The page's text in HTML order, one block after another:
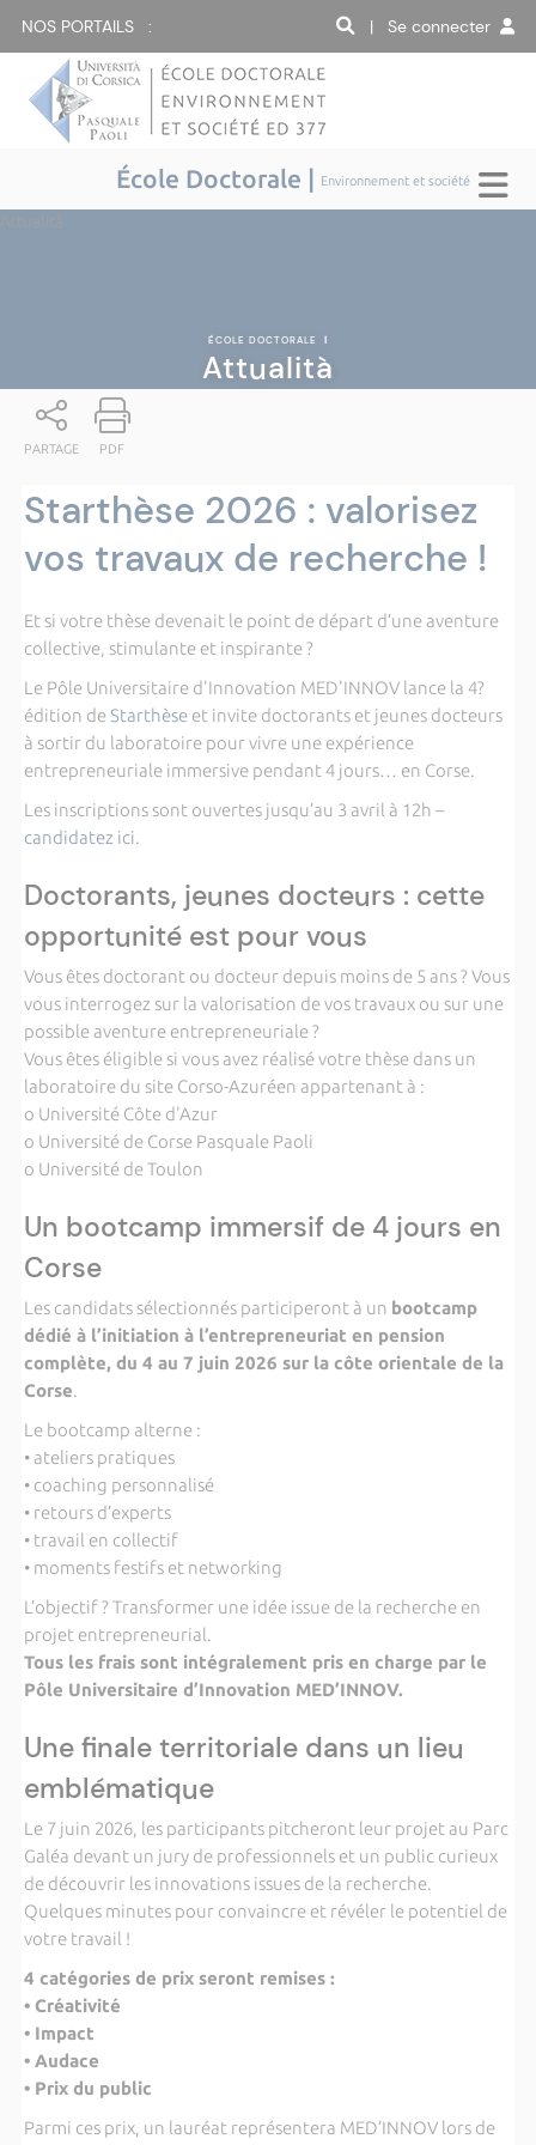
NOS PORTAILS : | Se connecter
École Doctorale | Environnement et société
ÉCOLE DOCTORALE |
Attualità
PARTAGE PDF
Starthèse 2026 : valorisez
vos travaux de recherche !
Et si votre thèse devenait le point de départ d’une aventure
collective, stimulante et inspirante ?
Le Pôle Universitaire d'Innovation MED'INNOV lance la 4?
édition de Starthèseet invite doctorants et jeunes docteurs
à sortir du laboratoire pour vivre une expérience
entrepreneuriale immersive pendant 4 jours… en Corse.
Les inscriptions sont ouvertes jusqu’au 3 avril à 12h –
candidatez ici.
Doctorants, jeunes docteurs : cette
opportunité est pour vous
Vous êtes doctorant ou docteur depuis moins de 5 ans ? Vous
vous interrogez sur la valorisation de vos travaux ou sur une
possible aventure entrepreneuriale ?
Vous êtes éligible si vous avez réalisé votre thèse dans un
laboratoire du site Corso-Azuréen appartenant à :
o Université Côte d'Azur
o Université de Corse Pasquale Paoli
o Université de Toulon
Un bootcamp immersif de 4 jours en
Corse
Les candidats sélectionnés participeront à un bootcamp
dédié à l’initiation à l’entrepreneuriat en pension
complète, du 4 au 7 juin 2026 sur la côte orientale de la
Corse.
Le bootcamp alterne :
• ateliers pratiques
• coaching personnalisé
• retours d’experts
• travail en collectif
• moments festifs et networking
L’objectif ? Transformer une idée issue de la recherche en
projet entrepreneurial.
Tous les frais sont intégralement pris en charge par le
Pôle Universitaire d’Innovation MED’INNOV.
Une finale territoriale dans un lieu
emblématique
Le 7 juin 2026, les participants pitcheront leur projet au Parc
Galéa devant un jury de professionnels et un public curieux
de découvrir les innovations issues de la recherche.
Quelques minutes pour convaincre et révéler le potentiel de
votre travail !
4 catégories de prix seront remises :
• Créativité
• Impact
• Audace
• Prix du public
Parmi ces prix, un lauréat représentera MED’INNOV lors de